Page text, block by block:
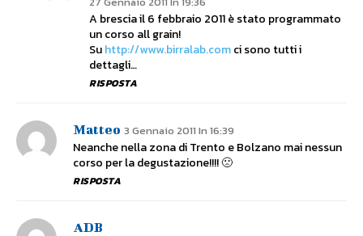
A brescia il 6 febbraio 2011 è stato programmato
un corso all grain!
Suhttp://www.birralab.comci sono tutti i
dettagli…
RISPOSTA
Matteo 3 Gennaio 2011 In 16:39
Neanche nella zona di Trento e Bolzano mai nessun
corso per la degustazione!!!! 🙁
RISPOSTA
ADB